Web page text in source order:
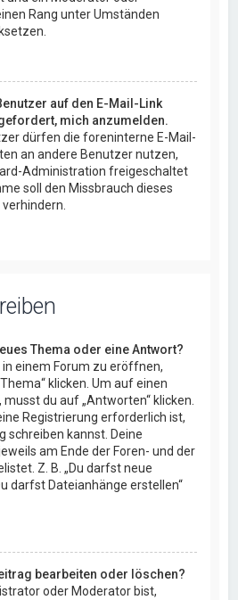
Rang unter Umständen
auf den E-Mail-Link
mich anzumelden.
dürfen die foreninterne E-Mail-
an andere Benutzer nutzen,
Administration freigeschaltet
soll den Missbrauch dieses
Thema oder eine Antwort?
einem Forum zu eröffnen,
klicken. Um auf einen
du auf „Antworten“ klicken.
Registrierung erforderlich ist,
schreiben kannst. Deine
am Ende der Foren- und der
Z. B. „Du darfst neue
darfst Dateianhänge erstellen“
bearbeiten oder löschen?
oder Moderator bist,